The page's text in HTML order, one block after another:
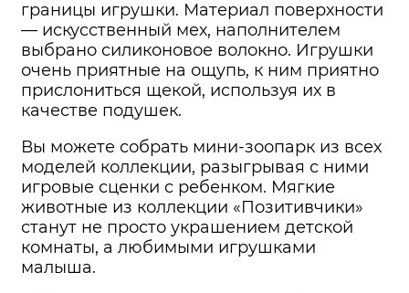
границы игрушки. Материал поверхности
— искусственный мех, наполнителем
выбрано силиконовое волокно. Игрушки
очень приятные на ощупь, к ним приятно
прислониться щекой, используя их в
качестве подушек.
Вы можете собрать мини-зоопарк из всех
моделей коллекции, разыгрывая с ними
игровые сценки с ребенком. Мягкие
животные из коллекции «Позитивчики»
станут не просто украшением детской
комнаты, а любимыми игрушками
малыша.